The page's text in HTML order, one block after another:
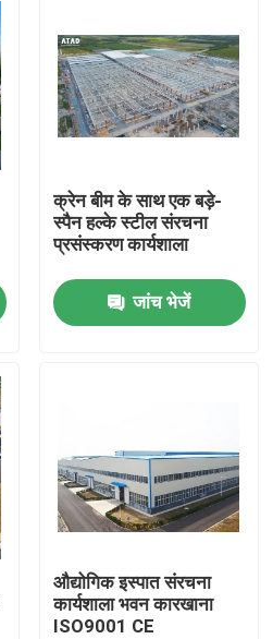
क्रेन बीम के साथ एक बड़े-
स्पैन हल्के स्टील संरचना
प्रसंस्करण कार्यशाला
जांच भेजें
औद्योगिक इस्पात संरचना
कार्यशाला भवन कारखाना
ISO9001 CE